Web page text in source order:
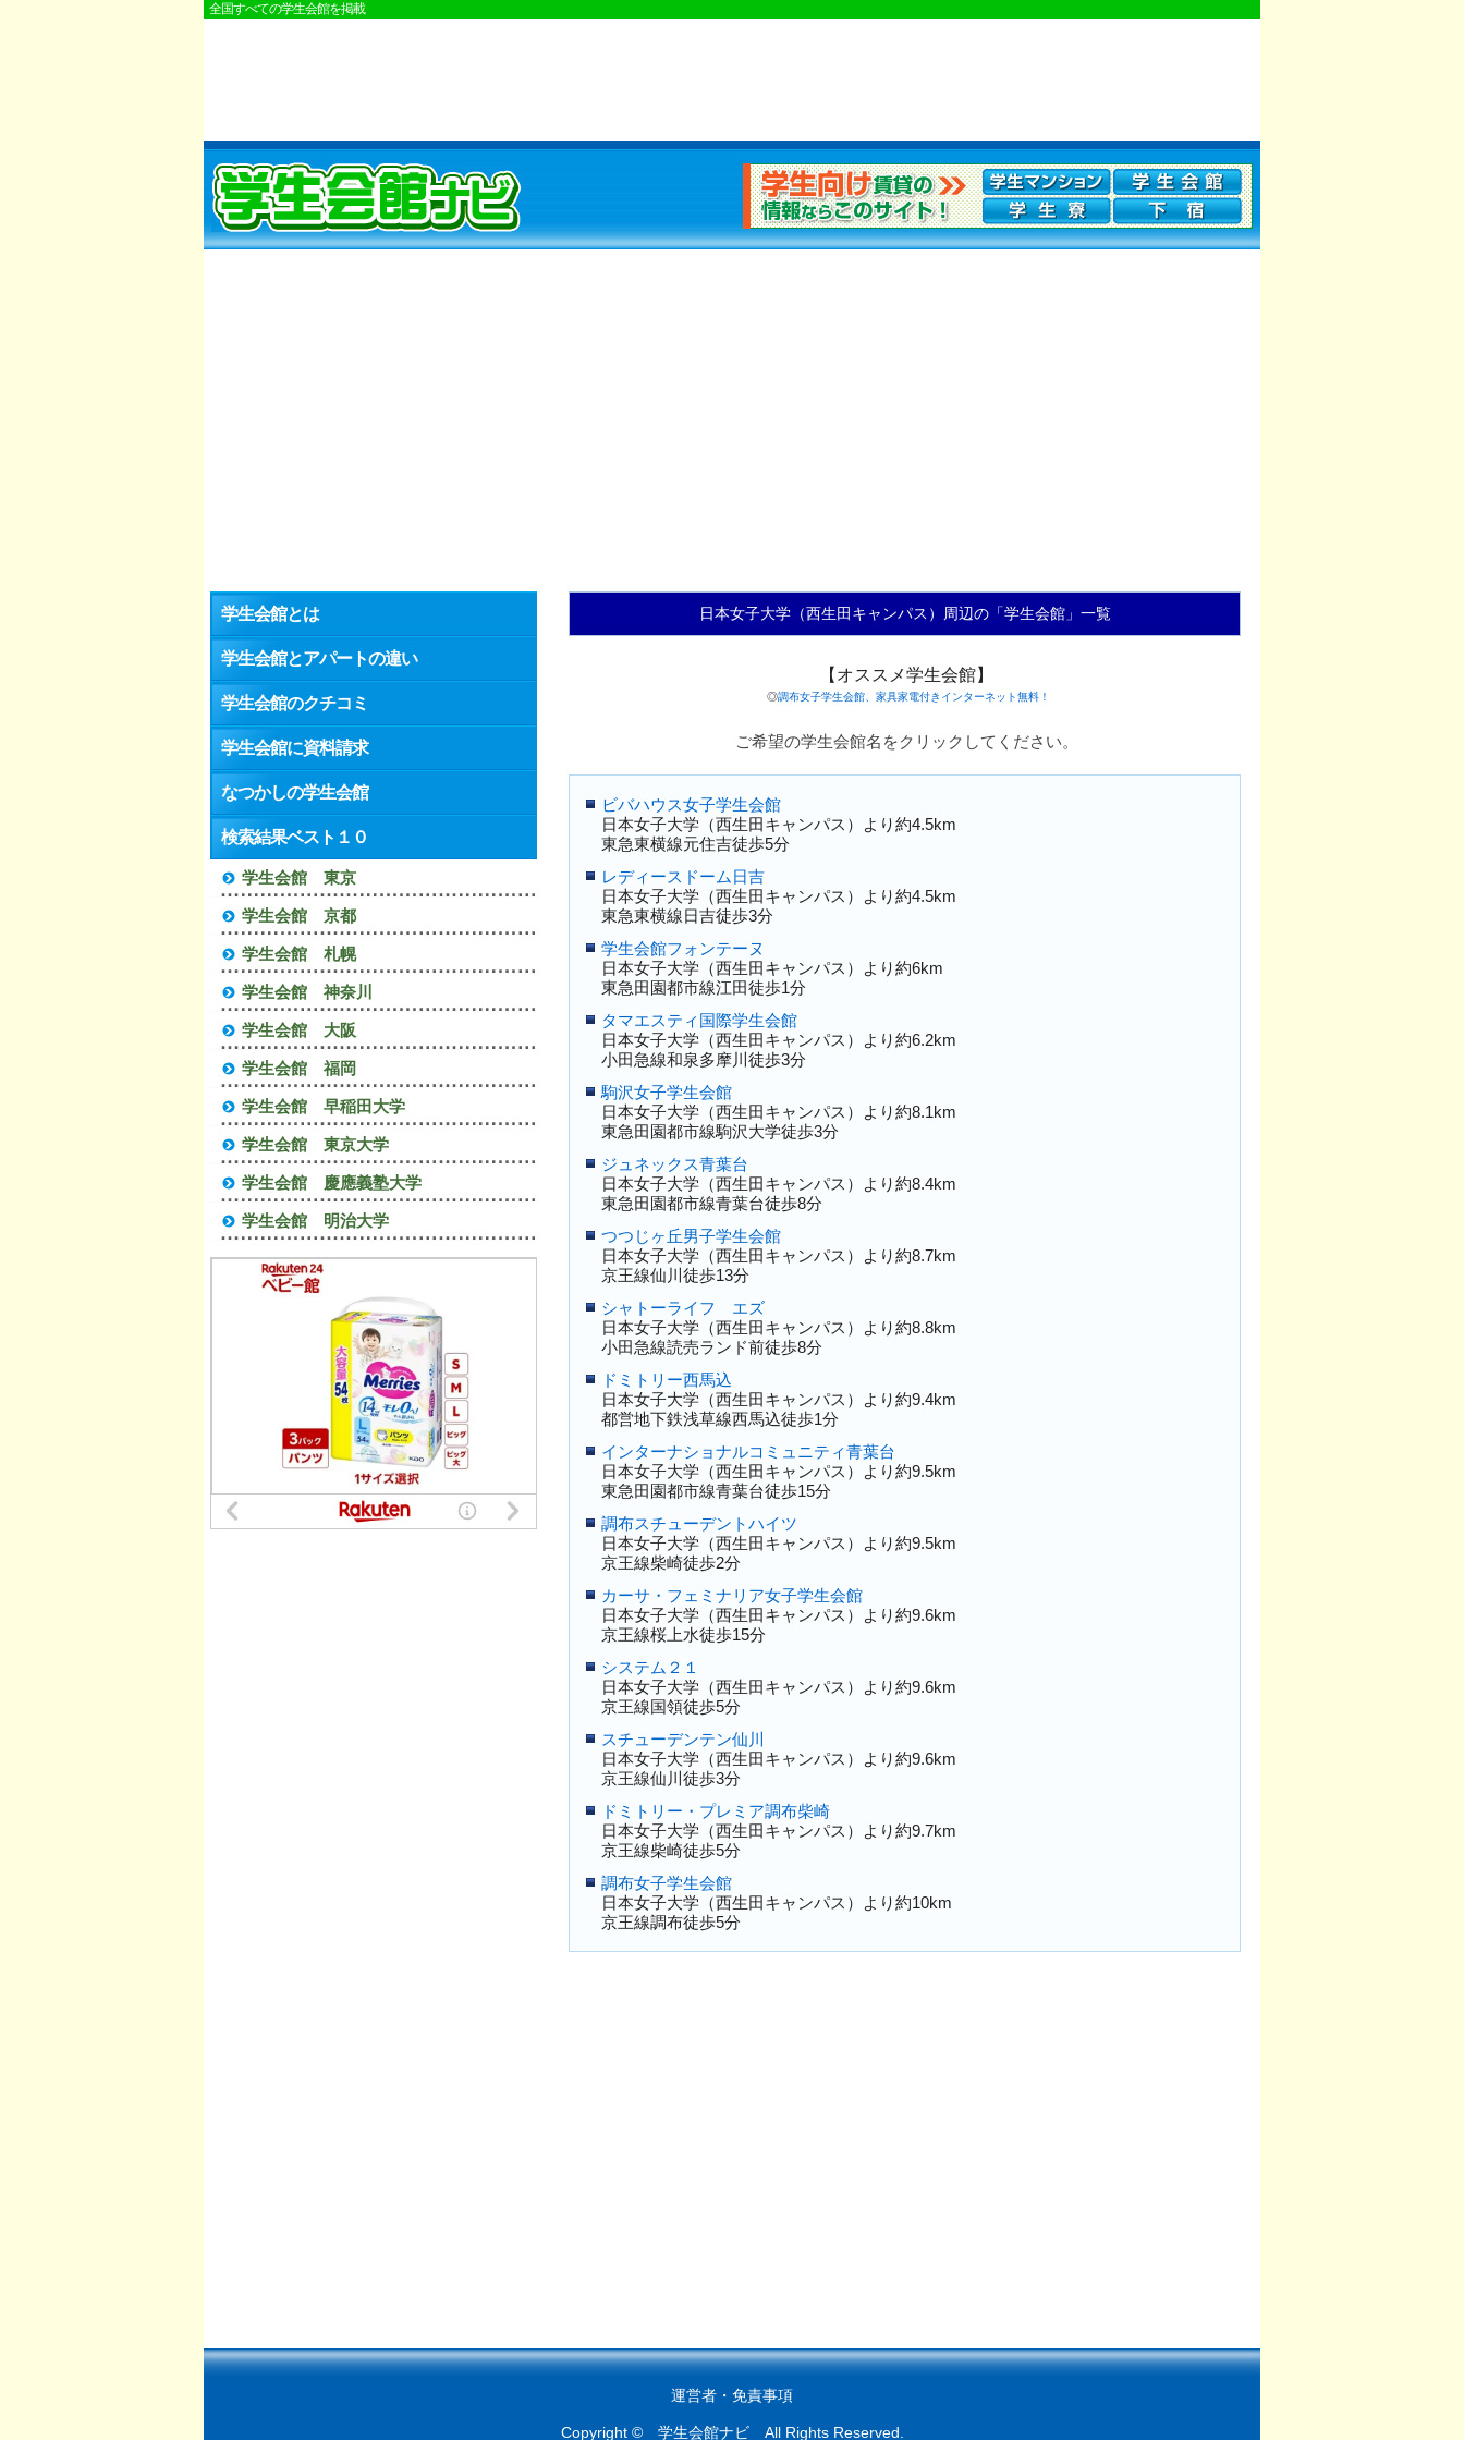
全国すべての学生会館を掲載
日本女子大学（西生田キャンパス）周辺の「学生会館」一覧
【オススメ学生会館】
◎調布女子学生会館、家具家電付きインターネット無料！
ご希望の学生会館名をクリックしてください。
ビバハウス女子学生会館
日本女子大学（西生田キャンパス）より約4.5km
東急東横線元住吉徒歩5分
レディースドーム日吉
日本女子大学（西生田キャンパス）より約4.5km
東急東横線日吉徒歩3分
学生会館フォンテーヌ
日本女子大学（西生田キャンパス）より約6km
東急田園都市線江田徒歩1分
タマエスティ国際学生会館
日本女子大学（西生田キャンパス）より約6.2km
小田急線和泉多摩川徒歩3分
駒沢女子学生会館
日本女子大学（西生田キャンパス）より約8.1km
東急田園都市線駒沢大学徒歩3分
ジュネックス青葉台
日本女子大学（西生田キャンパス）より約8.4km
東急田園都市線青葉台徒歩8分
つつじヶ丘男子学生会館
日本女子大学（西生田キャンパス）より約8.7km
京王線仙川徒歩13分
シャトーライフ エズ
日本女子大学（西生田キャンパス）より約8.8km
小田急線読売ランド前徒歩8分
ドミトリー西馬込
日本女子大学（西生田キャンパス）より約9.4km
都営地下鉄浅草線西馬込徒歩1分
インターナショナルコミュニティ青葉台
日本女子大学（西生田キャンパス）より約9.5km
東急田園都市線青葉台徒歩15分
調布スチューデントハイツ
日本女子大学（西生田キャンパス）より約9.5km
京王線柴崎徒歩2分
カーサ・フェミナリア女子学生会館
日本女子大学（西生田キャンパス）より約9.6km
京王線桜上水徒歩15分
システム２１
日本女子大学（西生田キャンパス）より約9.6km
京王線国領徒歩5分
スチューデンテン仙川
日本女子大学（西生田キャンパス）より約9.6km
京王線仙川徒歩3分
ドミトリー・プレミア調布柴崎
日本女子大学（西生田キャンパス）より約9.7km
京王線柴崎徒歩5分
調布女子学生会館
日本女子大学（西生田キャンパス）より約10km
京王線調布徒歩5分
学生会館とは
学生会館とアパートの違い
学生会館のクチコミ
学生会館に資料請求
なつかしの学生会館
検索結果ベスト１０
学生会館 東京
学生会館 京都
学生会館 札幌
学生会館 神奈川
学生会館 大阪
学生会館 福岡
学生会館 早稲田大学
学生会館 東京大学
学生会館 慶應義塾大学
学生会館 明治大学
運営者 ・ 免責事項
Copyright © 学生会館ナビ All Rights Reserved.